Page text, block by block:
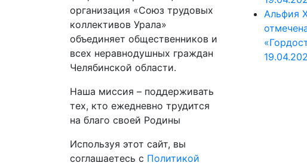
организация «Союз трудовых
коллективов Урала»
объединяет общественников и
всех неравнодушных граждан
Челябинской области.
Наша миссия – поддерживать
тех, кто ежедневно трудится
на благо своей Родины
Используя этот сайт, вы
соглашаетесь с Политикой
Альфия